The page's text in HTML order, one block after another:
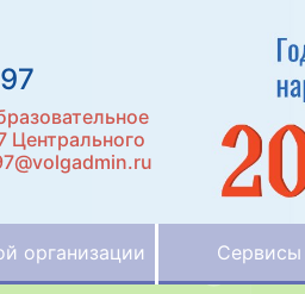
организации Сервисы